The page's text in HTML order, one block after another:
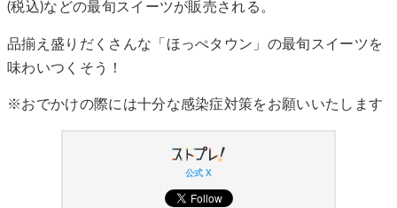
(税込)などの最旬スイーツが販売される。
品揃え盛りだくさんな「ほっぺタウン」の最旬スイーツを
味わいつくそう！
※おでかけの際には十分な感染症対策をお願いいたします
公式 X